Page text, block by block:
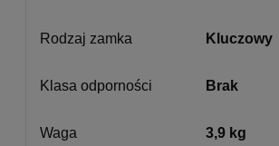
Rodzaj zamka Kluczowy
Klasa odporności Brak
Waga 3,9 kg